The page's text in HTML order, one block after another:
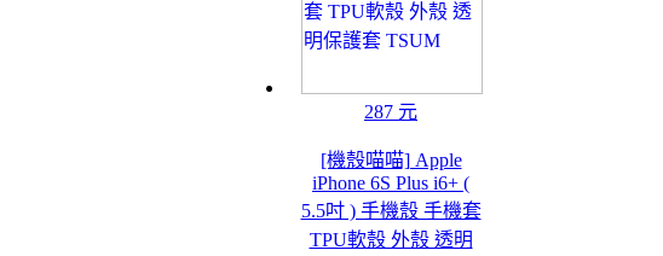
287 元
[機殼喵喵] Apple
iPhone 6S Plus i6+ (
5.5吋 ) 手機殼 手機套
TPU軟殼 外殼 透明